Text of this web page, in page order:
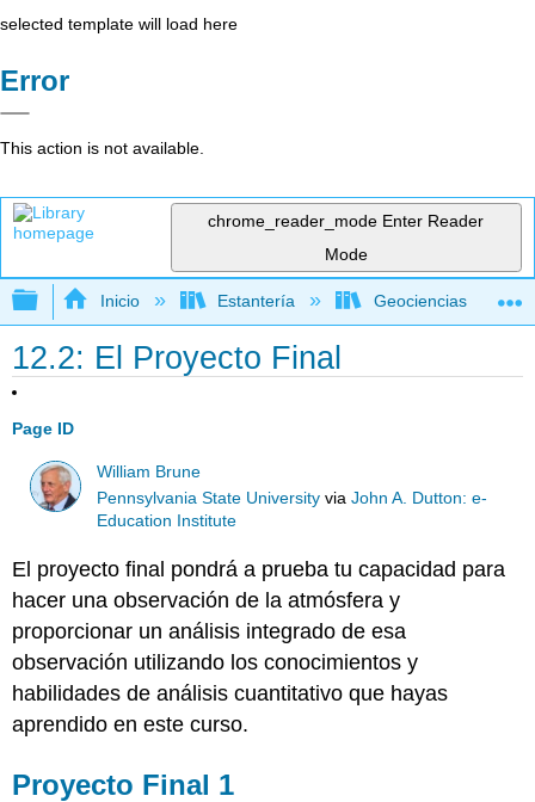
selected template will load here
Error
This action is not available.
chrome_reader_mode Enter Reader
Mode
Expandir/contraer jerarquía global
Inicio Estantería Geociencias
12.2: El Proyecto Final
Page ID
William Brune
Pennsylvania State University viaJohn A. Dutton: e-
Education Institute
El proyecto final pondrá a prueba tu capacidad para
hacer una observación de la atmósfera y
proporcionar un análisis integrado de esa
observación utilizando los conocimientos y
habilidades de análisis cuantitativo que hayas
aprendido en este curso.
Proyecto Final 1